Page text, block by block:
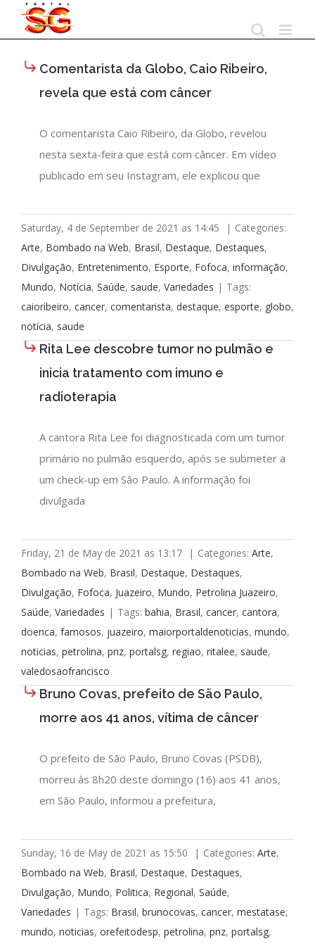
Comentarista da Globo, Caio Ribeiro,
revela que está com câncer
O comentarista Caio Ribeiro, da Globo, revelou
nesta sexta-feira que está com câncer. Em vídeo
publicado em seu Instagram, ele explicou que
Saturday, 4 de September de 2021 as 14:45 | Categories:
Arte, Bombado na Web, Brasil, Destaque, Destaques,
Divulgação, Entretenimento, Esporte, Fofoca, informação,
Mundo, Notícia, Saúde, saude, Variedades | Tags:
caioribeiro, cancer, comentarista, destaque, esporte, globo,
notícia, saude
Rita Lee descobre tumor no pulmão e
inicia tratamento com imuno e
radioterapia
A cantora Rita Lee foi diagnosticada com um tumor
primário no pulmão esquerdo, após se submeter a
um check-up em São Paulo. A informação foi
divulgada
Friday, 21 de May de 2021 as 13:17 | Categories: Arte,
Bombado na Web, Brasil, Destaque, Destaques,
Divulgação, Fofoca, Juazeiro, Mundo, Petrolina Juazeiro,
Saúde, Variedades | Tags: bahia, Brasil, cancer, cantora,
doenca, famosos, juazeiro, maiorportaldenoticias, mundo,
noticias, petrolina, pnz, portalsg, regiao, ritalee, saude,
valedosaofrancisco
Bruno Covas, prefeito de São Paulo,
morre aos 41 anos, vítima de câncer
O prefeito de São Paulo, Bruno Covas (PSDB),
morreu às 8h20 deste domingo (16) aos 41 anos,
em São Paulo, informou a prefeitura,
Sunday, 16 de May de 2021 as 15:50 | Categories: Arte,
Bombado na Web, Brasil, Destaque, Destaques,
Divulgação, Mundo, Politica, Regional, Saúde,
Variedades | Tags: Brasil, brunocovas, cancer, mestatase,
mundo, noticias, orefeitodesp, petrolina, pnz, portalsg,